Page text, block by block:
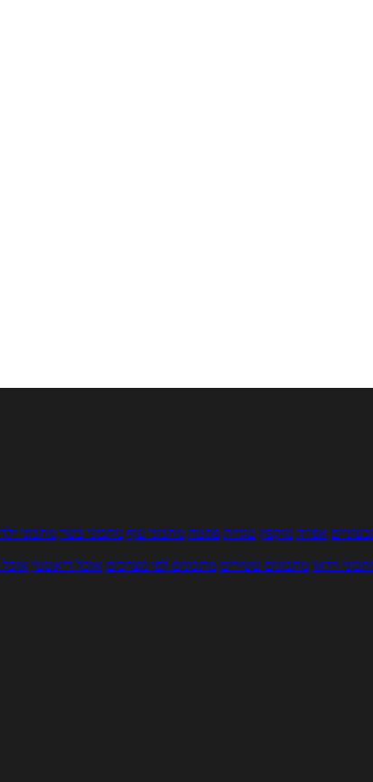
אפייה מוקפץ עוגיות פסטה מתכוני עוף מתכוני בשר מתכוני
וידאו מתכונים עשירים מתכונים לפי מצרכים אוכל דיאטטי